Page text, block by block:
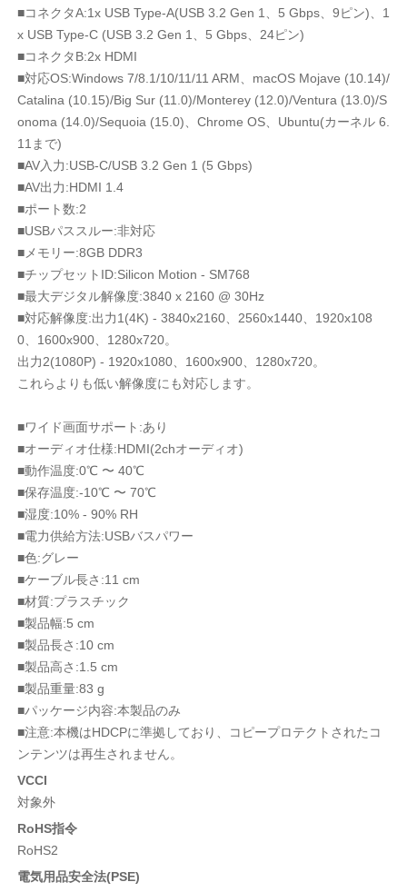
■コネクタA:1x USB Type-A(USB 3.2 Gen 1、5 Gbps、9ピン)、1
x USB Type-C (USB 3.2 Gen 1、5 Gbps、24ピン)
■コネクタB:2x HDMI
■対応OS:Windows 7/8.1/10/11/11 ARM、macOS Mojave (10.14)/
Catalina (10.15)/Big Sur (11.0)/Monterey (12.0)/Ventura (13.0)/S
onoma (14.0)/Sequoia (15.0)、Chrome OS、Ubuntu(カーネル 6.
11まで)
■AV入力:USB-C/USB 3.2 Gen 1 (5 Gbps)
■AV出力:HDMI 1.4
■ポート数:2
■USBパススルー:非対応
■メモリー:8GB DDR3
■チップセットID:Silicon Motion - SM768
■最大デジタル解像度:3840 x 2160 @ 30Hz
■対応解像度:出力1(4K) - 3840x2160、2560x1440、1920x108
0、1600x900、1280x720。
出力2(1080P) - 1920x1080、1600x900、1280x720。
これらよりも低い解像度にも対応します。
■ワイド画面サポート:あり
■オーディオ仕様:HDMI(2chオーディオ)
■動作温度:0℃ 〜 40℃
■保存温度:-10℃ 〜 70℃
■湿度:10% - 90% RH
■電力供給方法:USBバスパワー
■色:グレー
■ケーブル長さ:11 cm
■材質:プラスチック
■製品幅:5 cm
■製品長さ:10 cm
■製品高さ:1.5 cm
■製品重量:83 g
■パッケージ内容:本製品のみ
■注意:本機はHDCPに準拠しており、コピープロテクトされたコ
ンテンツは再生されません。
VCCI
対象外
RoHS指令
RoHS2
電気用品安全法(PSE)